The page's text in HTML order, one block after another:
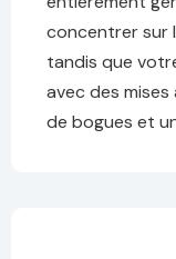
concentrer sur
tandis que
avec des
de bogues et